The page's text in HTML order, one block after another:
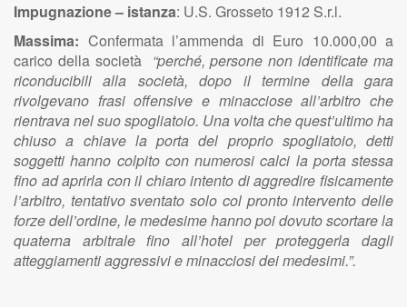
Impugnazione – istanza: U.S. Grosseto 1912 S.r.l.
Massima: Confermata l’ammenda di Euro 10.000,00 a
carico della società “perché, persone non identificate ma
riconducibili alla società, dopo il termine della gara
rivolgevano frasi offensive e minacciose all’arbitro che
rientrava nel suo spogliatoio. Una volta che quest’ultimo ha
chiuso a chiave la porta del proprio spogliatoio, detti
soggetti hanno colpito con numerosi calci la porta stessa
fino ad aprirla con il chiaro intento di aggredire fisicamente
l’arbitro, tentativo sventato solo col pronto intervento delle
forze dell’ordine, le medesime hanno poi dovuto scortare la
quaterna arbitrale fino all’hotel per proteggerla dagli
atteggiamenti aggressivi e minacciosi dei medesimi.”.